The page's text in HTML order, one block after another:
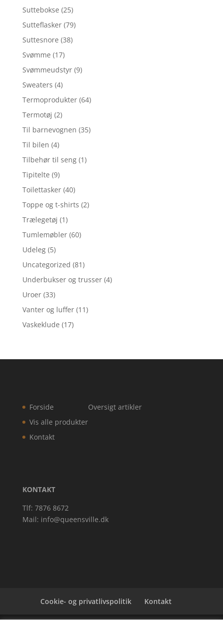
Suttebokse (25)
Sutteflasker (79)
Suttesnore (38)
Svømme (17)
Svømmeudstyr (9)
Sweaters (4)
Termoprodukter (64)
Termotøj (2)
Til barnevognen (35)
Til bilen (4)
Tilbehør til seng (1)
Tipitelte (9)
Toilettasker (40)
Toppe og t-shirts (2)
Trælegetøj (1)
Tumlemøbler (60)
Udeleg (5)
Uncategorized (81)
Underbukser og trusser (4)
Uroer (33)
Vanter og luffer (11)
Vaskeklude (17)
Forside
Vis alle produkter
Kontakt
Oversigt artikler
KONTAKT
Tlf: 7876 8672
Mail: info@queensville.dk
Cookie- og privatlivspolitik Kontakt